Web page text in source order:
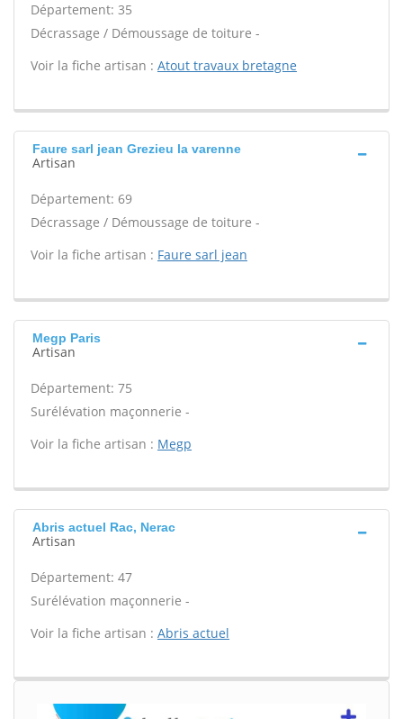
Département: 35
Décrassage / Démoussage de toiture -
Voir la fiche artisan : Atout travaux bretagne
Faure sarl jean Grezieu la varenne
Artisan
Département: 69
Décrassage / Démoussage de toiture -
Voir la fiche artisan : Faure sarl jean
Megp Paris
Artisan
Département: 75
Surélévation maçonnerie -
Voir la fiche artisan : Megp
Abris actuel Rac, Nerac
Artisan
Département: 47
Surélévation maçonnerie -
Voir la fiche artisan : Abris actuel